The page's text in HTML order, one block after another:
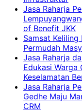
Jasa Raharja
of Benefit JKK
Samsat
Permudah
Jasa Raharja
Edukasi Warga
Keselamatan
Jasa Raharja
Gedhe Maju
CRM